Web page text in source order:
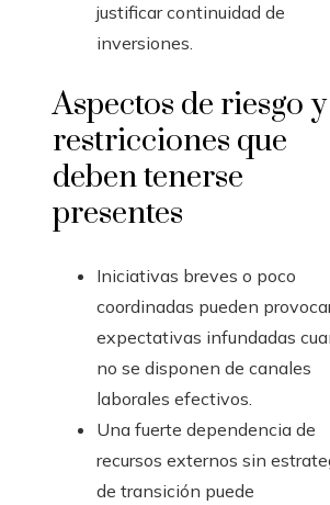
justificar continuidad de
inversiones.
Aspectos de riesgo y
restricciones que
deben tenerse
presentes
Iniciativas breves o poco
coordinadas pueden
expectativas infundadas
no se disponen de canales
laborales efectivos.
Una fuerte dependencia de
recursos externos sin
de transición puede